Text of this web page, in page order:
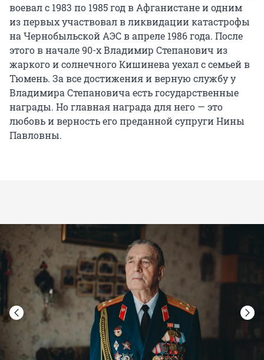
воевал с 1983 по 1985 год в Афганистане и одним
из первых участвовал в ликвидации катастрофы
на Чернобыльской АЭС в апреле 1986 года. После
этого в начале 90-х Владимир Степанович из
жаркого и солнечного Кишинева уехал с семьей в
Тюмень. За все достижения и верную службу у
Владимира Степановича есть государственные
награды. Но главная награда для него — это
любовь и верность его преданной супруги Нины
Павловны.